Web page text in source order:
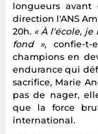
longueurs
direction l'ANS
20h. « À l'école,
fond », confie-t-
champions en
endurance qui
sacrifice, Marie
pas de nager,
que la force
international.